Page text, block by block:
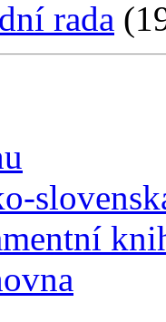
rada